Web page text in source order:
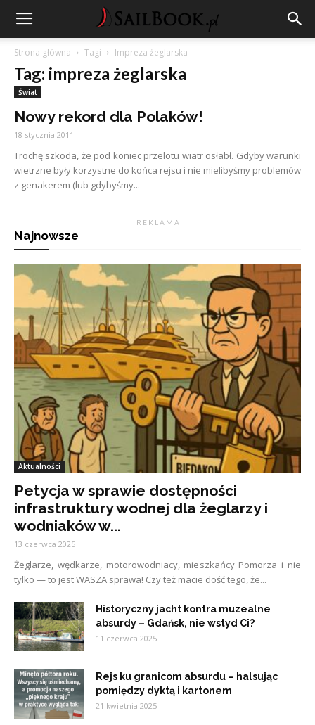
Strona główna Tagi Impreza żeglarska
Tag: impreza żeglarska
Świat
Nowy rekord dla Polaków!
18 stycznia 2011
Trochę szkoda, że pod koniec przelotu wiatr osłabł. Gdyby warunki
wietrzne były korzystne do końca rejsu i nie mielibyśmy problemów
z genakerem (lub gdybyśmy...
R E K L A M A
Najnowsze
Aktualności
Petycja w sprawie dostępności
infrastruktury wodnej dla żeglarzy i
wodniaków w...
13 czerwca 2025
Żeglarze, wędkarze, motorowodniacy, mieszkańcy Pomorza i nie
tylko — to jest WASZA sprawa! Czy też macie dość tego, że...
Historyczny jacht kontra muzealne
absurdy – Gdańsk, nie wstyd Ci?
11 czerwca 2025
Rejs ku granicom absurdu – halsując
pomiędzy dyktą i kartonem
21 kwietnia 2025